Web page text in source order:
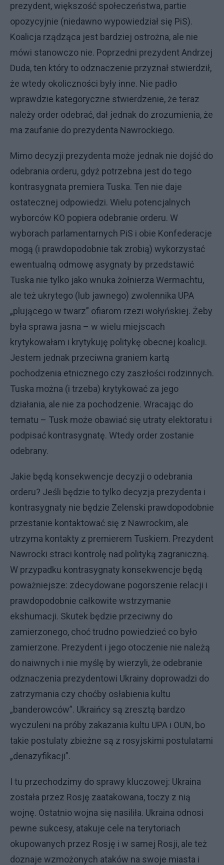
prezydent, większość społeczeństwa, partie
opozycyjnie (niedawno wypowiedział się PiS).
Koalicja rządząca jest bardziej ostrożna, ale nie
mówi stanowczo nie. Poprzedni prezydent Andrzej
Duda, ten który to odznaczenie przyznał stwierdził,
że wtedy okoliczności były inne. Nie padło
wprawdzie kategoryczne stwierdzenie, że teraz
należy order odebrać, dał jednak do zrozumienia, że
ma zaufanie do prezydenta Nawrockiego.
Mimo decyzji prezydenta może jednak nie dojść do
odebrania orderu, gdyż potrzebna jest do tego
kontrasygnata premiera Tuska. Ten nie daje
ostatecznej odpowiedzi. Wielu potencjalnych
wyborców KO popiera odebranie orderu. W
wyborach parlamentarnych PiS i obie Konfederacje
mogą (i prawdopodobnie tak zrobią) wykorzystać
ewentualną odmowę asygnaty by przedstawić
Tuska nie tylko jako wnuka żołnierza Wermachtu,
ale też ukrytego (lub jawnego) zwolennika UPA
„plującego w twarz” ofiarom rzezi wołyńskiej. Żeby
była sprawa jasna – w wielu miejscach
krytykowałam i krytykuję politykę obecnej koalicji.
Jestem jednak przeciwna graniem kartą
pochodzenia etnicznego czy zaszłości rodzinnych.
Tuska można (i trzeba) krytykować za jego
działania, ale nie za pochodzenie. Wracając do
tematu – Tusk może obawiać się utraty elektoratu i
podpisać kontrasygnatę. Wtedy order zostanie
odebrany.
Jakie będą konsekwencje decyzji o odebrania
orderu? Jeśli będzie to tylko decyzja prezydenta i
kontrasygnaty nie będzie Zelenski prawdopodobnie
przestanie kontaktować się z Nawrockim, ale
utrzyma kontakty z premierem Tuskiem. Prezydent
Nawrocki straci kontrolę nad polityką zagraniczną.
W przypadku kontrasygnaty konsekwencje będą
poważniejsze: zdecydowane pogorszenie relacji i
prawdopodobnie całkowite wstrzymanie
ekshumacji. Skutek będzie przeciwny do
zamierzonego, choć trudno powiedzieć co było
zamierzone. Prezydent i jego otoczenie nie należą
do naiwnych i nie myślę by wierzyli, że odebranie
odznaczenia prezydentowi Ukrainy doprowadzi do
zatrzymania czy choćby osłabienia kultu
„banderowców”. Ukraińcy są zresztą bardzo
wyczuleni na próby zakazania kultu UPA i OUN, bo
takie postulaty zbieżne są z rosyjskimi postulatami
„denazyfikacji”.
I tu przechodzimy do sprawy kluczowej: Ukraina
została przez Rosję zaatakowana, toczy z nią
wojnę. Ostatnio wojna się nasiliła. Ukraina odnosi
pewne sukcesy, atakuje cele na terytoriach
okupowanych przez Rosję i w samej Rosji, ale też
doznaje wzmożonych ataków na swoje miasta i